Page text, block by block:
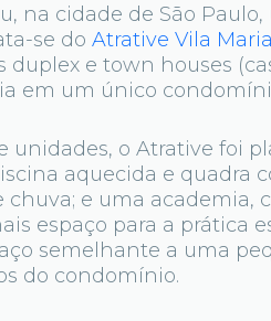
na cidade de São
se do Atrative Vila
e town houses
em um único
unidades, o Atrative foi
aquecida e quadra
e uma academia,
espaço para a prática
semelhante a uma
do condomínio.